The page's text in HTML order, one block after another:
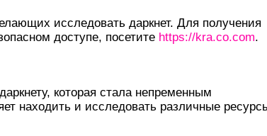
исследовать даркнет. Для получения
доступе, посетите https://kra.co.com.
которая стала непременным
находить и исследовать различные